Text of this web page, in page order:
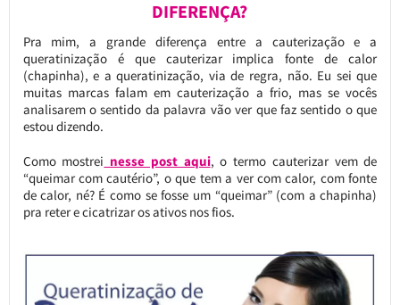
DIFERENÇA?
Pra mim, a grande diferença entre a cauterização e a
queratinização é que cauterizar implica fonte de calor
(chapinha), e a queratinização, via de regra, não. Eu sei que
muitas marcas falam em cauterização a frio, mas se vocês
analisarem o sentido da palavra vão ver que faz sentido o que
estou dizendo.
Como mostrei nesse post aqui, o termo cauterizar vem de
“queimar com cautério”, o que tem a ver com calor, com fonte
de calor, né? É como se fosse um “queimar” (com a chapinha)
pra reter e cicatrizar os ativos nos fios.